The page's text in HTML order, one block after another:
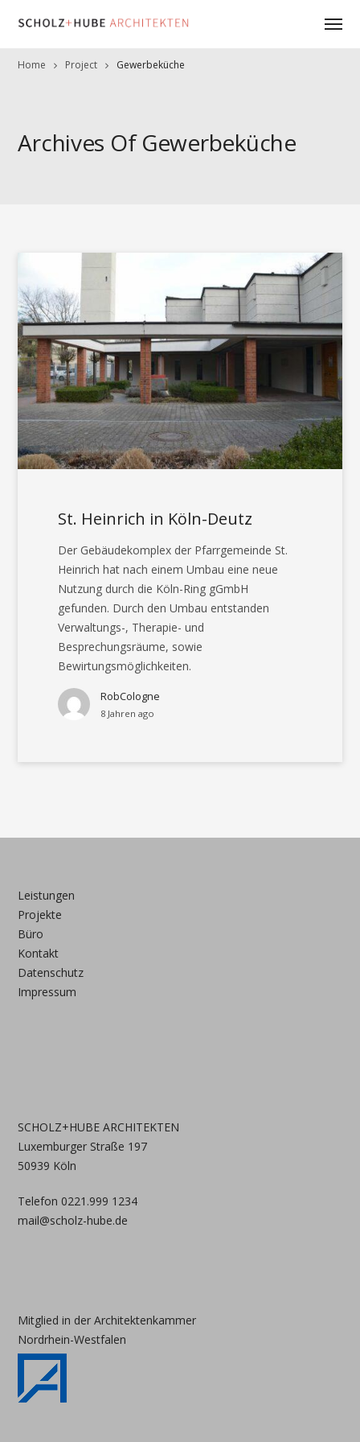
Home Project Gewerbeküche
Archives Of Gewerbeküche
St. Heinrich in Köln-Deutz
Der Gebäudekomplex der Pfarrgemeinde St.
Heinrich hat nach einem Umbau eine neue
Nutzung durch die Köln-Ring gGmbH
gefunden. Durch den Umbau entstanden
Verwaltungs-, Therapie- und
Besprechungsräume, sowie
Bewirtungsmöglichkeiten.
RobCologne
8 Jahren ago
Leistungen
Projekte
Büro
Kontakt
Datenschutz
Impressum
SCHOLZ+HUBE ARCHITEKTEN
Luxemburger Straße 197
50939 Köln
Telefon 0221.999 1234
mail@scholz-hube.de
Mitglied in der Architektenkammer
Nordrhein-Westfalen